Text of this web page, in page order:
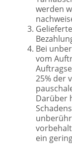
werden
Bei
vom
25% der
Darüber
ein